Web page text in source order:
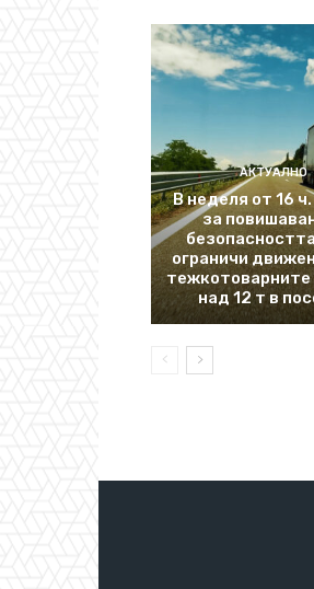
АКТУАЛНО
В неделя от 16
за
ограничи
тежкотоварните
над 12 т в